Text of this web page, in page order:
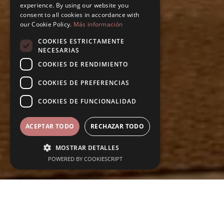
experience. By using our website you
consent to all cookies in accordance with
our Cookie Policy. Más información
COOKIES ESTRICTAMENTE
NECESARIAS
COOKIES DE RENDIMIENTO
COOKIES DE PREFERENCIAS
COOKIES DE FUNCIONALIDAD
ACEPTAR TODO RECHAZAR TODO
MOSTRAR DETALLES
POWERED BY COOKIESCRIPT